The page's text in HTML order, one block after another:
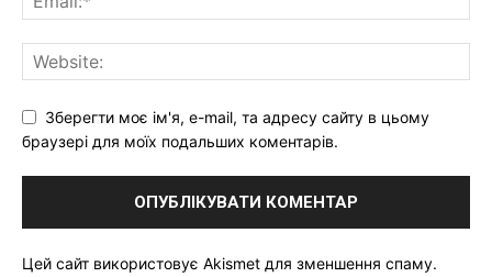
Зберегти моє ім'я, e-mail, та адресу сайту в цьому
браузері для моїх подальших коментарів.
Цей сайт використовує Akismet для зменшення спаму.